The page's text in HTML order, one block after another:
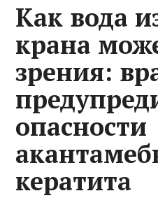
Как вода
крана
зрения:
опасности
кератита